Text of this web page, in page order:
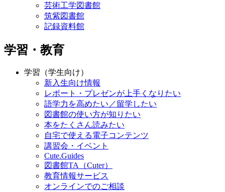
芸術工学図書館
筑紫図書館
記録資料館
学習・教育
学習（学生向け）
新入生向け情報
レポート・プレゼンが上手くなりたい
語学力を高めたい／留学したい
図書館の使い方が知りたい
本をたくさん読みたい
自宅で使える電子コンテンツ
講習会・イベント
Cute.Guides
図書館TA（Cuter）
教育情報サービス
オンラインでのご相談